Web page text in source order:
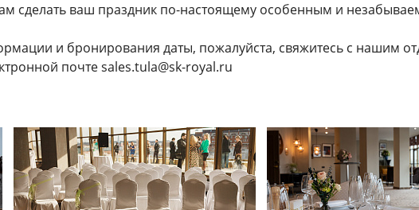
сделать ваш праздник по-настоящему особенным и
и бронирования даты, пожалуйста, свяжитесь с нашим
почтеsales.tula@sk-royal.ru